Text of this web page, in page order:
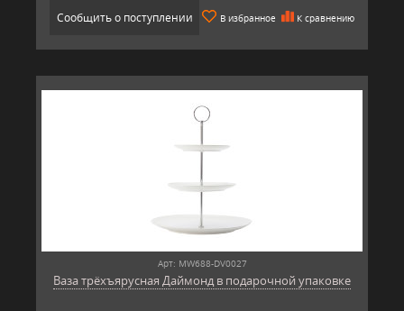
Сообщить о поступлении В избранное К сравнению
Арт: MW688-DV0027
Ваза трёхъярусная Даймонд в подарочной упаковке